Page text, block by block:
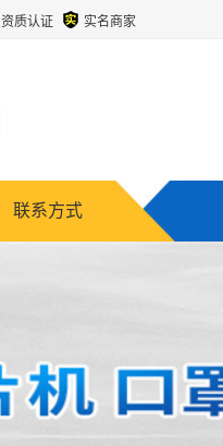
资质认证 实名商家
联系方式